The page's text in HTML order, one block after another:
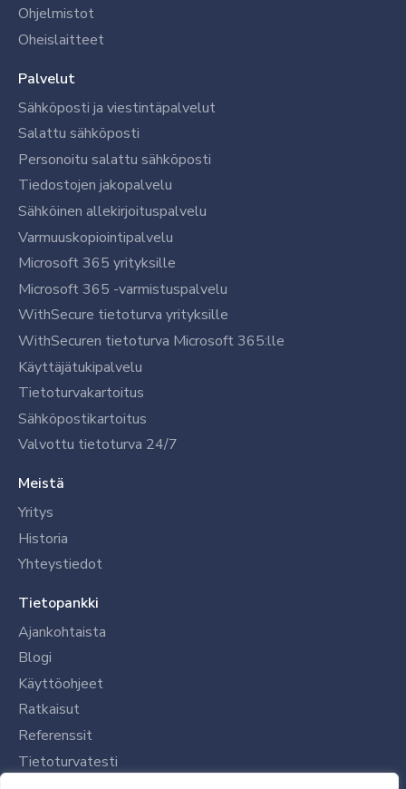
Ohjelmistot
Oheislaitteet
Palvelut
Sähköposti ja viestintäpalvelut
Salattu sähköposti
Personoitu salattu sähköposti
Tiedostojen jakopalvelu
Sähköinen allekirjoituspalvelu
Varmuuskopiointipalvelu
Microsoft 365 yrityksille
Microsoft 365 -varmistuspalvelu
WithSecure tietoturva yrityksille
WithSecuren tietoturva Microsoft 365:lle
Käyttäjätukipalvelu
Tietoturvakartoitus
Sähköpostikartoitus
Valvottu tietoturva 24/7
Meistä
Yritys
Historia
Yhteystiedot
Tietopankki
Ajankohtaista
Blogi
Käyttöohjeet
Ratkaisut
Referenssit
Tietoturvatesti